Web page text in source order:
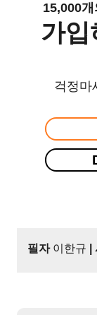
15,000
가입
걱정마
필자 이한규